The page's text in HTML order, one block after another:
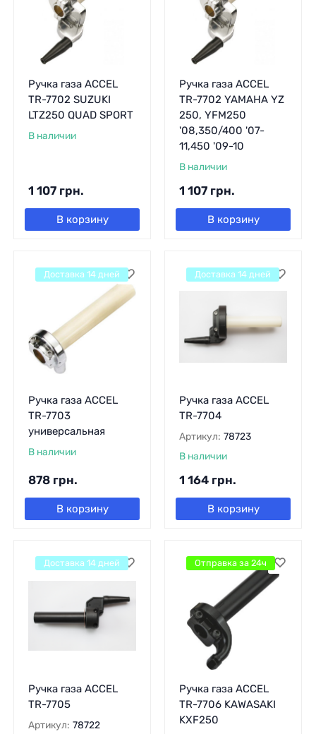
Ручка газа ACCEL
TR-7702 SUZUKI
LTZ250 QUAD SPORT
В наличии
1 107 грн.
В корзину
Ручка газа ACCEL
TR-7702 YAMAHA YZ
250, YFM250
'08,350/400 '07-
11,450 '09-10
В наличии
1 107 грн.
В корзину
Ручка газа ACCEL
TR-7703
универсальная
В наличии
878 грн.
В корзину
Доставка 14 дней
Ручка газа ACCEL
TR-7704
Артикул: 78723
В наличии
1 164 грн.
В корзину
Доставка 14 дней
Ручка газа ACCEL
TR-7705
Артикул: 78722
Доставка 14 дней
Ручка газа ACCEL
TR-7706 KAWASAKI
KXF250
Отправка за 24ч